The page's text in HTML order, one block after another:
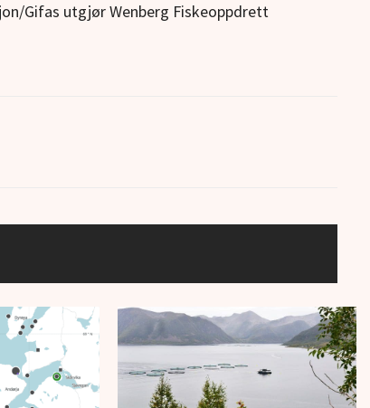
Gifas utgjør Wenberg Fiskeoppdrett